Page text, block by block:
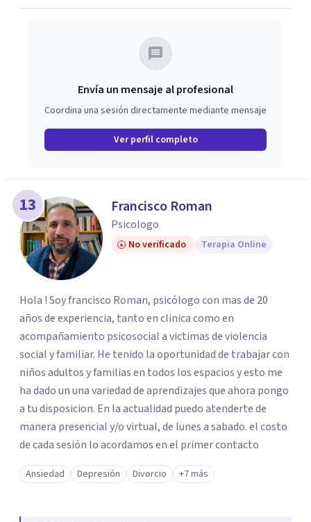
Envía un mensaje al profesional
Coordina una sesión directamente mediante mensaje
Ver perfil completo
13 Francisco Roman
Psicologo
No verificado Terapia Online
Hola ! Soy francisco Roman, psicólogo con mas de 20
años de experiencia, tanto en clinica como en
acompañamiento psicosocial a victimas de violencia
social y familiar. He tenido la oportunidad de trabajar con
niños adultos y familias en todos los espacios y esto me
ha dado un una variedad de aprendizajes que ahora pongo
a tu disposicion. En la actualidad puedo atenderte de
manera presencial y/o virtual, de lunes a sabado. el costo
de cada sesión lo acordamos en el primer contacto
Ansiedad Depresión Divorcio +7 más